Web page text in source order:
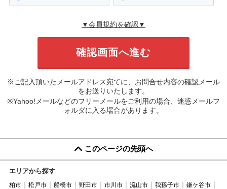
▼会員規約を確認▼
※ご記入頂いたメールアドレス宛てに、お問合せ内容の確認メール
をお送りいたします。
※Yahoo!メールなどのフリーメールをご利用の場合、迷惑メールフ
ォルダに入る場合があります。
このページの先頭へ
エリアから探す
柏市 松戸市 船橋市 野田市 市川市 流山市 我孫子市
鎌ケ谷市